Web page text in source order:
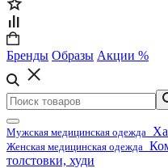
Бренды Образы Акции %
Мужская медицинская одежда
Женская медицинская одежда
толстовки, худи